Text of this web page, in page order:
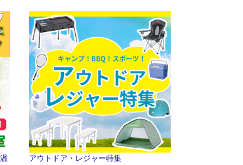
アウトドア・レジャー特集